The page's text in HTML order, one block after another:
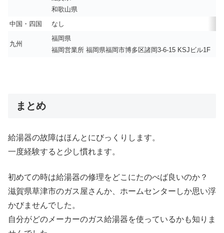
和歌山県
中国・四国
なし
九州
福岡県
福岡営業所 福岡県福岡市博多区諸岡3-6-15 KSJビル1F
まとめ
給湯器の故障はほんとにびっくりします。
一度経験すると少し慣れます。
初めての時は給湯器の修理をどこにたのべば良いのか？
滋賀県草津市のガス屋さんか、ホームセンターしか思い浮
かびませんでした。
自分がどのメーカーのガス給湯器を使っているかも知りま